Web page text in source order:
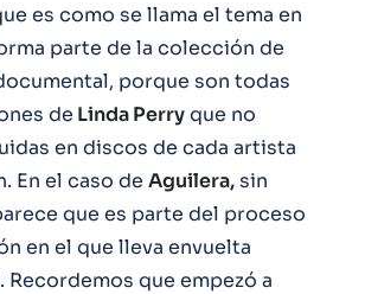
es como se llama el tema en
parte de la colección de
porque son todas
de Linda Perryque no
en discos de cada artista
En el caso de Aguilera,sin
que es parte del proceso
en el que lleva envuelta
Recordemos que empezó a